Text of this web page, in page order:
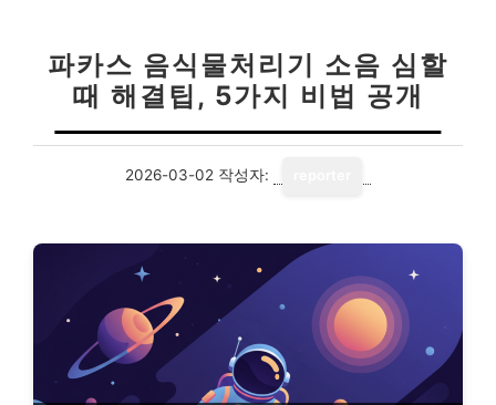
파카스 음식물처리기 소음 심할
때 해결팁, 5가지 비법 공개
2026-03-02 작성자: